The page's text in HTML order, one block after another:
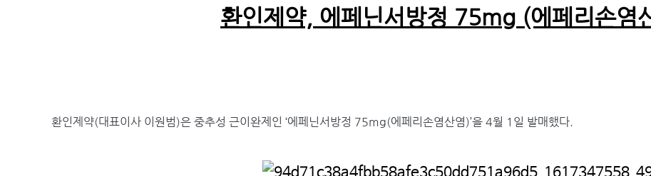
환인제약, 에페닌서방정 75mg (에페리손염
환인제약(대표이사 이원범)은 중추성 근이완제인 ‘에페닌서방정 75mg(에페리손염산염)’을 4월 1일 발매했다.